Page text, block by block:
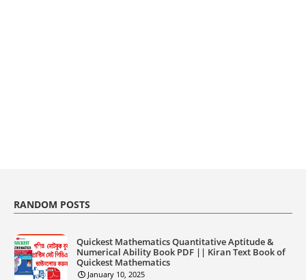
RANDOM POSTS
Quickest Mathematics Quantitative Aptitude &
Numerical Ability Book PDF || Kiran Text Book of
Quickest Mathematics
January 10, 2025